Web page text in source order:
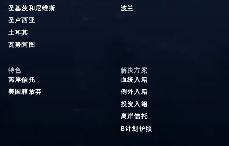
圣基茨和尼维斯
圣卢西亚
土耳其
瓦努阿图
波兰
特色
离岸信托
美国籍放弃
解决方案
血统入籍
例外入籍
投资入籍
离岸信托
B计划护照